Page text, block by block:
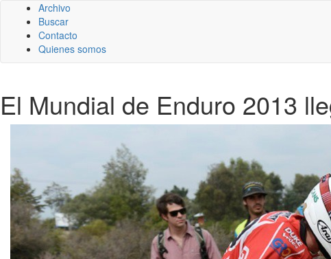
Archivo
Buscar
Contacto
Quienes somos
El Mundial de Enduro 2013